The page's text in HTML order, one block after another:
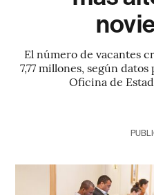
El número de vacantes
7,77 millones, según
Oficina de